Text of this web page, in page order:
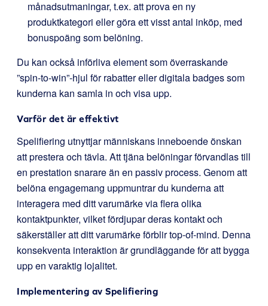
månadsutmaningar, t.ex. att prova en ny
produktkategori eller göra ett visst antal inköp, med
bonuspoäng som belöning.
Du kan också införliva element som överraskande
”spin-to-win”-hjul för rabatter eller digitala badges som
kunderna kan samla in och visa upp.
Varför det är effektivt
Spelifiering utnyttjar människans inneboende önskan
att prestera och tävla. Att tjäna belöningar förvandlas till
en prestation snarare än en passiv process. Genom att
belöna engagemang uppmuntrar du kunderna att
interagera med ditt varumärke via flera olika
kontaktpunkter, vilket fördjupar deras kontakt och
säkerställer att ditt varumärke förblir top-of-mind. Denna
konsekventa interaktion är grundläggande för att bygga
upp en varaktig lojalitet.
Implementering av Spelifiering